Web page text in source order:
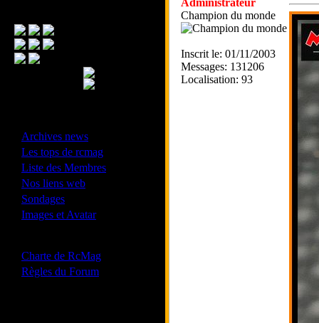
Archives news
Les tops de rcmag
Liste des Membres
Nos liens web
Sondages
Images et Avatar
Charte de RcMag
Règles du Forum
Administrateur
Champion du monde
Inscrit le: 01/11/2003
Messages: 131206
Localisation: 93